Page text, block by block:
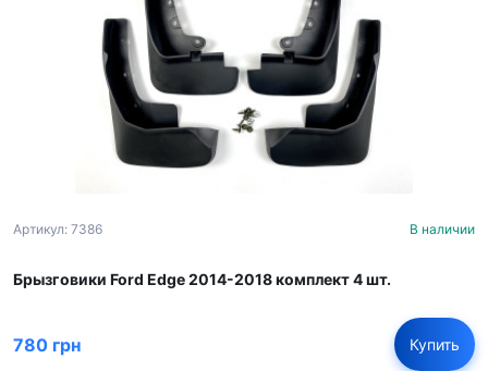
Артикул: 7386 В наличии
Брызговики Ford Edge 2014-2018 комплект 4 шт.
780 грн Купить